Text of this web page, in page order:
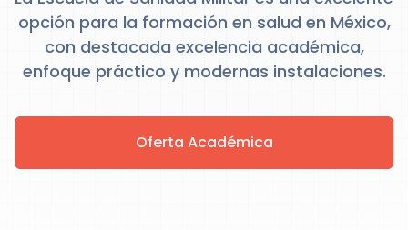
opción para la formación en salud en México,
con destacada excelencia académica,
enfoque práctico y modernas instalaciones.
Oferta Académica